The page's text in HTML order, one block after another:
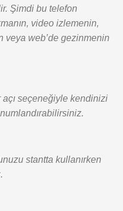
Şimdi bu telefon
video izlemenin,
veya web’de gezinmenin
seçeneğiyle kendinizi
stantta kullanırken